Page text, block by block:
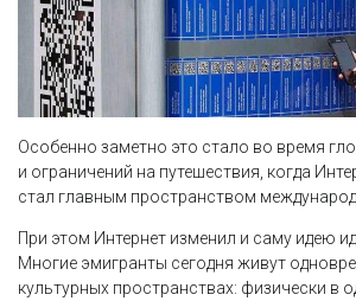
Особенно заметно это стало во время
и ограничений на путешествия, когда
стал главным пространством
При этом Интернет изменил и саму идею
Многие эмигранты сегодня живут
культурных пространствах: физически в